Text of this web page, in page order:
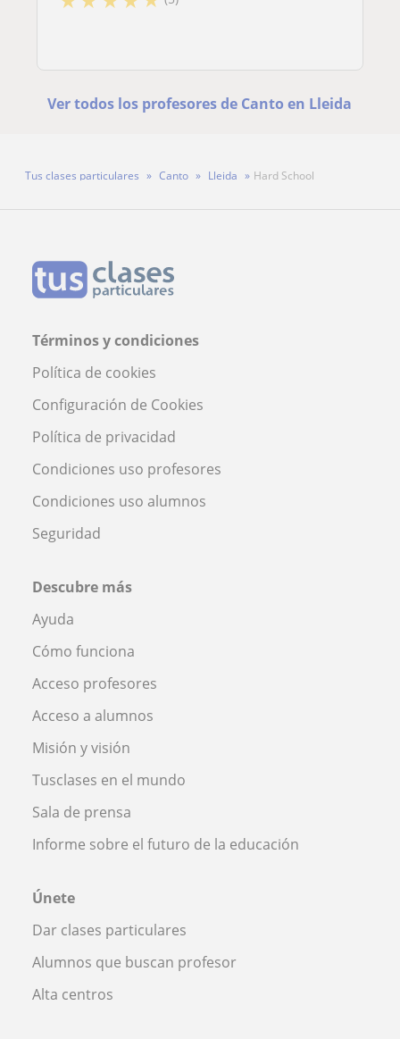
Ver todos los profesores de Canto en Lleida
Tus clases particulares Canto Lleida Hard School
Términos y condiciones
Política de cookies
Configuración de Cookies
Política de privacidad
Condiciones uso profesores
Condiciones uso alumnos
Seguridad
Descubre más
Ayuda
Cómo funciona
Acceso profesores
Acceso a alumnos
Misión y visión
Tusclases en el mundo
Sala de prensa
Informe sobre el futuro de la educación
Únete
Dar clases particulares
Alumnos que buscan profesor
Alta centros